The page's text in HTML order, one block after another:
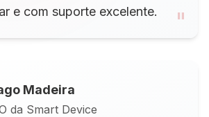
e com suporte excelente.
"
Madeira
da Smart Device